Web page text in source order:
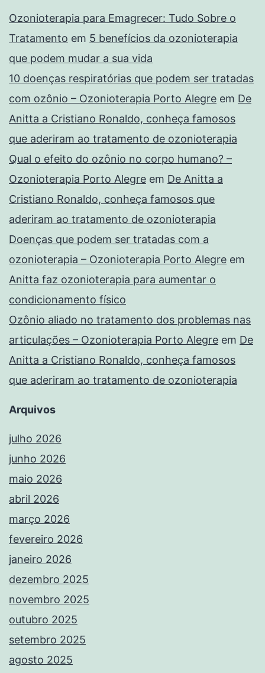
Ozonioterapia para Emagrecer: Tudo Sobre o
Tratamento em 5 benefícios da ozonioterapia
que podem mudar a sua vida
10 doenças respiratórias que podem ser tratadas
com ozônio – Ozonioterapia Porto Alegre em De
Anitta a Cristiano Ronaldo, conheça famosos
que aderiram ao tratamento de ozonioterapia
Qual o efeito do ozônio no corpo humano? –
Ozonioterapia Porto Alegre em De Anitta a
Cristiano Ronaldo, conheça famosos que
aderiram ao tratamento de ozonioterapia
Doenças que podem ser tratadas com a
ozonioterapia – Ozonioterapia Porto Alegre em
Anitta faz ozonioterapia para aumentar o
condicionamento físico
Ozônio aliado no tratamento dos problemas nas
articulações – Ozonioterapia Porto Alegre em De
Anitta a Cristiano Ronaldo, conheça famosos
que aderiram ao tratamento de ozonioterapia
Arquivos
julho 2026
junho 2026
maio 2026
abril 2026
março 2026
fevereiro 2026
janeiro 2026
dezembro 2025
novembro 2025
outubro 2025
setembro 2025
agosto 2025